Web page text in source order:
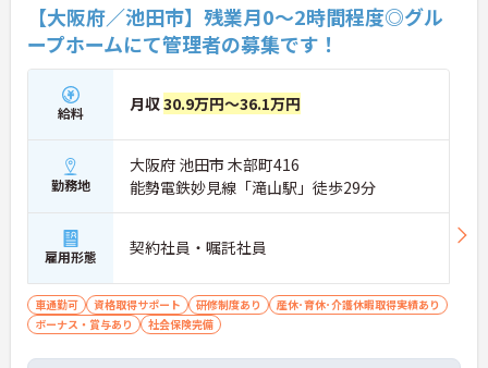
★おすすめPOINT★
【最新設備の導入とショート夜勤で身体負担を抑え
られます】 ・利用者様とスタッフの双方に負担が少
ない最新設備を導入しているため、介助時の身体的
な負荷を軽減したケアを実践できます ・夜勤は22時
から翌朝8時までと短く仮眠も2時間確保されている
ため、生活リズムを崩しにくく無理のないペースで
働き続けられる環境です
・2026年夏頃にオープンする新しい施設での勤務と
なるため、スタートラインが同じ同期のスタッフと
フラットな関係性を構築できます
・チームワークを大切にする方針のもとで施設づく
りから携わることができるため、スタッフ同士で協
力し合う良好な雰囲気が期待できます
【大阪府／池田市】残業月0～2時間程度◎グル
ープホームにて管理者の募集です！
給料 月収30.9万円～36.1万円
勤務地
大阪府 池田市 木部町416
能勢電鉄妙見線「滝山駅」徒歩29分
雇用形態 契約社員・嘱託社員
車通勤可 資格取得サポート 研修制度あり
産休･育休･介護休暇取得実績あり
ボーナス・賞与あり
社会保険完備